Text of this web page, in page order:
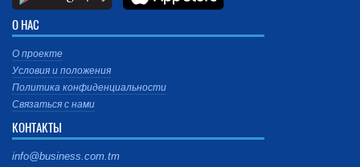
О НАС
О проекте
Условия и положения
Политика конфиденциальности
Связаться с нами
КОНТАКТЫ
info@business.com.tm